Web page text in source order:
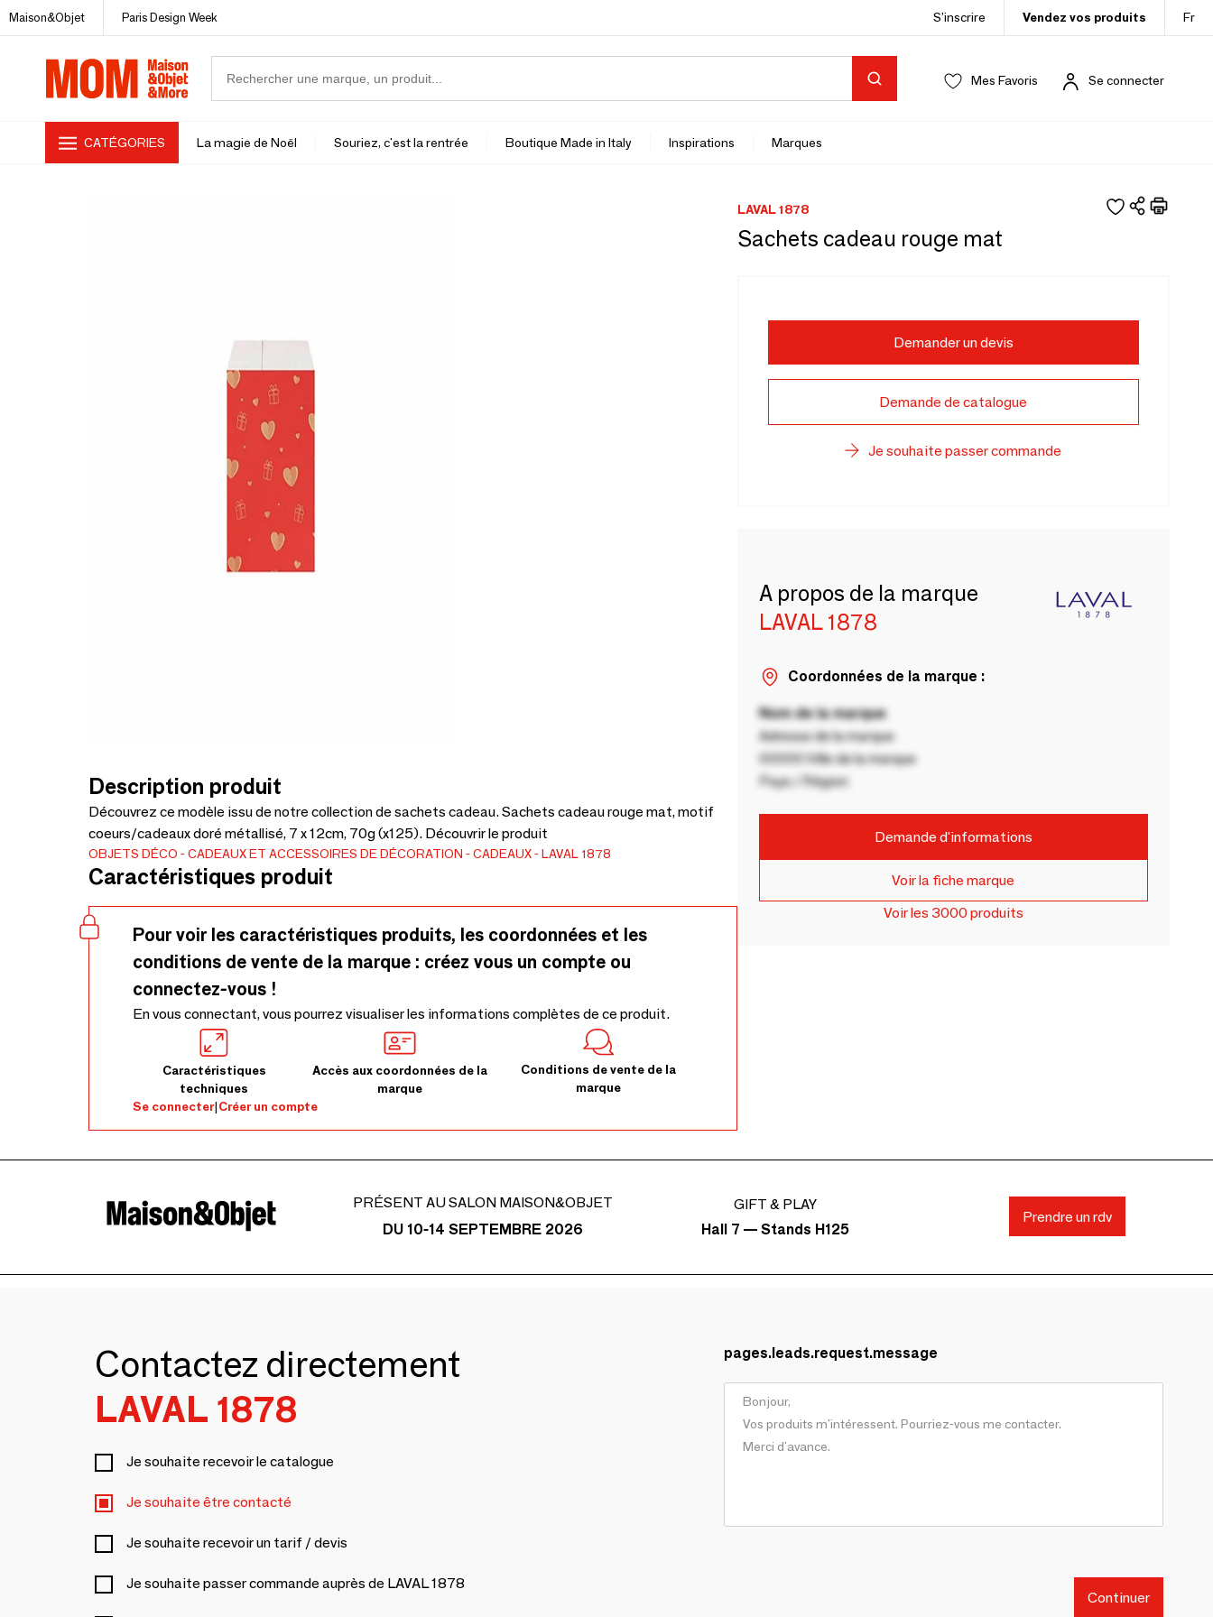
Maison&Objet Paris Design Week S’inscrire Vendez vos produits Fr
Mes Favoris Se connecter
CATÉGORIES La magie de Noël Souriez, c'est la rentrée Boutique Made in Italy Inspirations Marques
Description produit
Découvrez ce modèle issu de notre collection de sachets cadeau. Sachets cadeau rouge mat, motif
coeurs/cadeaux doré métallisé, 7 x 12cm, 70g (x125). Découvrir le produit
OBJETS DÉCO CADEAUX ET ACCESSOIRES DE DÉCORATION CADEAUX LAVAL 1878
Caractéristiques produit
Pour voir les caractéristiques produits, les coordonnées et les
conditions de vente de la marque : créez vous un compte ou
connectez-vous !
En vous connectant, vous pourrez visualiser les informations complètes de ce produit.
Caractéristiques
techniques
Accès aux coordonnées de la
marque
Conditions de vente de la
marque
Se connecter|Créer un compte
LAVAL 1878
Sachets cadeau rouge mat
Demander un devis
Demande de catalogue
Je souhaite passer commande
A propos de la marque
LAVAL 1878
Coordonnées de la marque :
Nom de la marque
Adresse de la marque
00000 Ville de la marque
Pays / Région
Demande d'informations
Voir la fiche marque
Voir les 3000 produits
PRÉSENT AU SALON MAISON&OBJET
DU 10-14 SEPTEMBRE 2026
GIFT & PLAY
Hall 7 — Stands H125
Prendre un rdv
Contactez directement
LAVAL 1878
Je souhaite recevoir le catalogue
Je souhaite être contacté
Je souhaite recevoir un tarif / devis
Je souhaite passer commande auprès de LAVAL 1878
pages.leads.request.message
Continuer